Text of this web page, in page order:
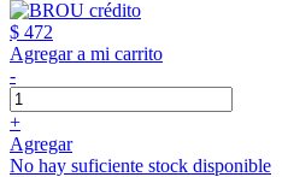
$ 472
Agregar a mi carrito
-
+
Agregar
No hay suficiente stock disponible